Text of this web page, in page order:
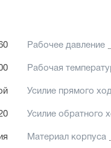
Рабочее давление
Рабочая
Усилие прямого
Усилие обратного
Материал корпуса